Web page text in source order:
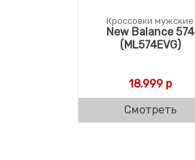
Кроссовки мужские
New Balance 574
(ML574EVG)
18.999р
Смотреть